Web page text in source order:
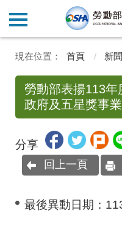
首頁 新
勞動部表揚113
政府及五星獎事
分享
回上一頁
最後異動日期：